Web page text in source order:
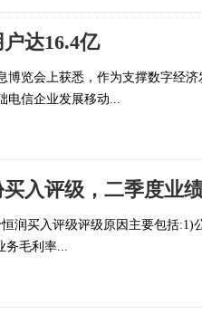
达16.4亿
博览会上获悉，作为支撑数字经
电信企业发展移动...
润买入评级评级原因主要包括
务毛利率...